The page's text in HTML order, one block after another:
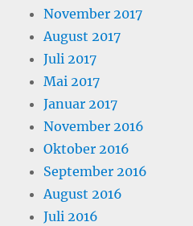
November 2017
August 2017
Juli 2017
Mai 2017
Januar 2017
November 2016
Oktober 2016
September 2016
August 2016
Juli 2016